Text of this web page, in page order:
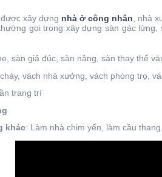
xây dựng nhà ở công nhân , nhà
gọi trong xây dựng sàn gác
sàn giả đúc, sàn nâng, sàn thay thế
vách nhà xưởng, vách phòng trọ,
trang trí
khác: Làm nhà chim yến, làm cầu